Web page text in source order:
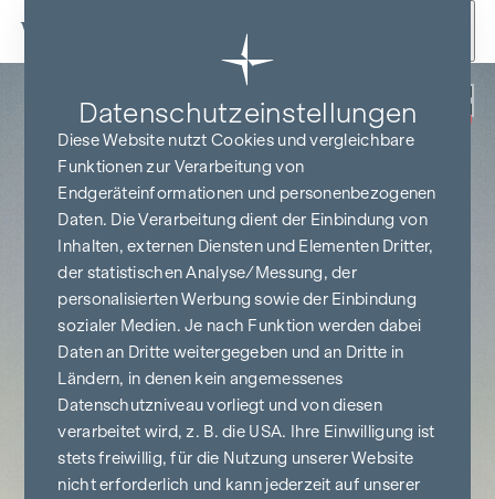
Zum Inhalt springen
PROVISIONSFREI
BIS BAUBEGINN
Datenschutz­einstellungen
Diese Website nutzt Cookies und vergleichbare
Funktionen zur Verarbeitung von
Endgeräteinformationen und personenbezogenen
Daten. Die Verarbeitung dient der Einbindung von
Inhalten, externen Diensten und Elementen Dritter,
der statistischen Analyse/Messung, der
personalisierten Werbung sowie der Einbindung
sozialer Medien. Je nach Funktion werden dabei
Daten an Dritte weitergegeben und an Dritte in
Ländern, in denen kein angemessenes
Datenschutzniveau vorliegt und von diesen
verarbeitet wird, z. B. die USA. Ihre Einwilligung ist
stets freiwillig, für die Nutzung unserer Website
nicht erforderlich und kann jederzeit auf unserer